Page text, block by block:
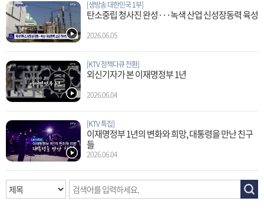
[생방송 대한민국 1부]
탄소중립 청사진 완성···녹색 산업 신성장동력 육성
2026.06.05
[KTV 정책다큐 전환]
외신기자가 본 이재명정부 1년
2026.06.04
[KTV 특집]
이재명정부 1년의 변화와 희망, 대통령을 만난 친구
들
2026.06.04
프
로